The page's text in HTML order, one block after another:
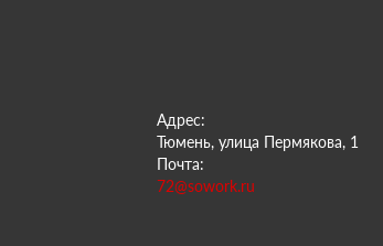
Адрес:
Тюмень, улица Пермякова, 1
Почта:
72@sowork.ru